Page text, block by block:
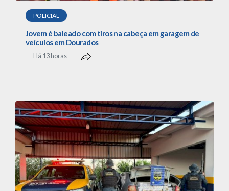
POLICIAL
Jovem é baleado com tiros na cabeça em garagem de
veículos em Dourados
Há 13 horas